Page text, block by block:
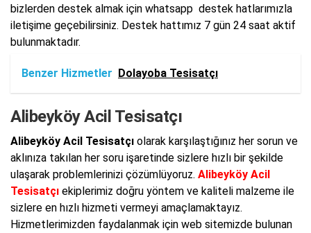
bizlerden destek almak için whatsapp destek hatlarımızla
iletişime geçebilirsiniz. Destek hattımız 7 gün 24 saat aktif
bulunmaktadır.
Benzer Hizmetler Dolayoba Tesisatçı
Alibeyköy Acil Tesisatçı
Alibeyköy Acil Tesisatçı olarak karşılaştığınız her sorun ve
aklınıza takılan her soru işaretinde sizlere hızlı bir şekilde
ulaşarak problemlerinizi çözümlüyoruz. Alibeyköy Acil
Tesisatçı ekiplerimiz doğru yöntem ve kaliteli malzeme ile
sizlere en hızlı hizmeti vermeyi amaçlamaktayız.
Hizmetlerimizden faydalanmak için web sitemizde bulunan